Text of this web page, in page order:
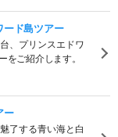
ード島ツアー
、プリンスエドワ
をご紹介します。
ー
了する青い海と白